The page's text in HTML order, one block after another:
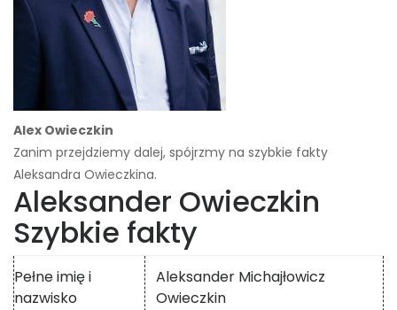
Alex Owieczkin
Zanim przejdziemy dalej, spójrzmy na szybkie fakty
Aleksandra Owieczkina.
Aleksander Owieczkin
Szybkie fakty
Pełne imię i
nazwisko
Aleksander Michajłowicz
Owieczkin